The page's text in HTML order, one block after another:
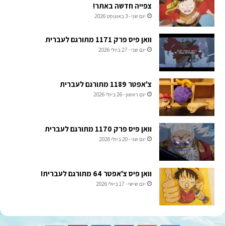
צפייה חדשה באתר!
יום שני - 3 באוגוסט 2026
וואן פיס פרק 1171 מתורגם לעברית
יום שני - 27 ביולי 2026
צ'אפטר 1189 מתורגם לעברית
יום ראשון - 26 ביולי 2026
וואן פיס פרק 1170 מתורגם לעברית
יום שני - 20 ביולי 2026
וואן פיס צ'אפטר 64 מתורגם לעברית!
יום שישי - 17 ביולי 2026